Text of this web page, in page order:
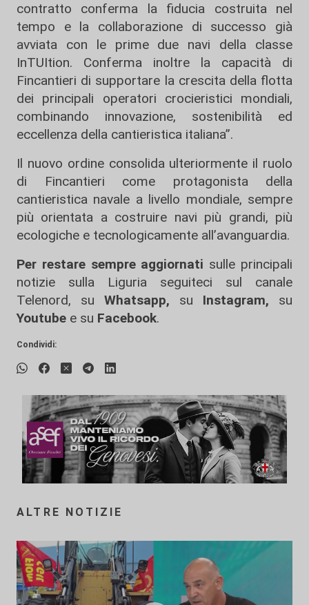
contratto conferma la fiducia costruita nel
tempo e la collaborazione di successo già
avviata con le prime due navi della classe
InTUItion. Conferma inoltre la capacità di
Fincantieri di supportare la crescita della flotta
dei principali operatori crocieristici mondiali,
combinando innovazione, sostenibilità ed
eccellenza della cantieristica italiana”.
Il nuovo ordine consolida ulteriormente il ruolo
di Fincantieri come protagonista della
cantieristica navale a livello mondiale, sempre
più orientata a costruire navi più grandi, più
ecologiche e tecnologicamente all’avanguardia.
Per restare sempre aggiornati sulle principali
notizie sulla Liguria seguiteci sul canale
Telenord, su
Whatsapp, su Instagram, su
Youtube e su Facebook.
Condividi:
ALTRE NOTIZIE